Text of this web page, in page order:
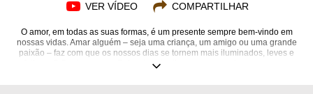
VER VÍDEO COMPARTILHAR
O amor, em todas as suas formas, é um presente sempre bem-vindo em
nossas vidas. Amar alguém – seja uma criança, um amigo ou uma grande
paixão – faz com que os nossos dias se tornem mais iluminados, leves e
felizes. O Senhor, nosso Pai, sabendo disso, sempre coloca em nosso